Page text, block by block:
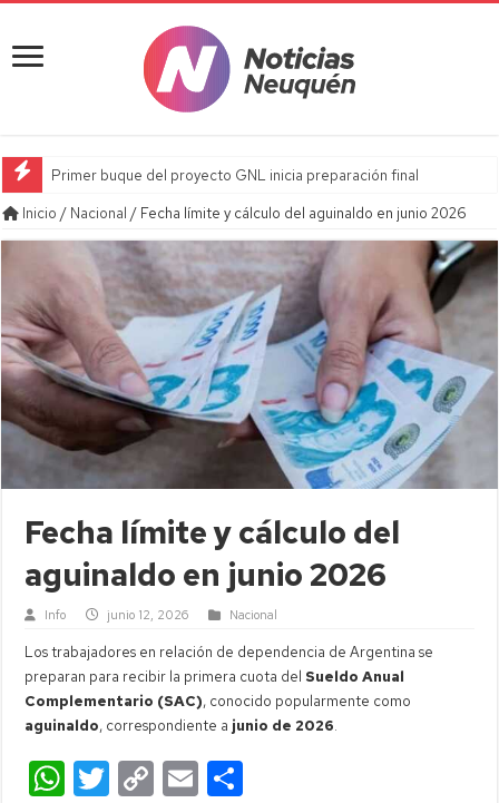
Primer buque del proyecto GNL inicia preparación final
Inicio / Nacional / Fecha límite y cálculo del aguinaldo en junio 2026
Fecha límite y cálculo del
aguinaldo en junio 2026
Info junio 12, 2026 Nacional
Los trabajadores en relación de dependencia de Argentina se
preparan para recibir la primera cuota del Sueldo Anual
Complementario (SAC), conocido popularmente como
aguinaldo, correspondiente a junio de 2026.
W T C E